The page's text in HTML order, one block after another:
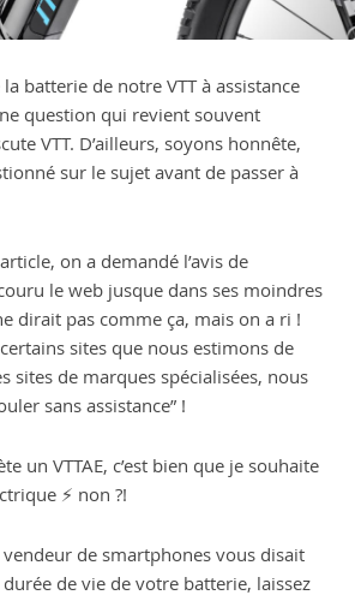
batterie de notre VTT à assistance
question qui revient souvent
VTT. D’ailleurs, soyons honnête,
sur le sujet avant de passer à
on a demandé l’avis de
le web jusque dans ses moindres
dirait pas comme ça, mais on a ri !
sites que nous estimons de
sites de marques spécialisées, nous
sans assistance” !
un VTTAE, c’est bien que je souhaite
⚡️ non ?!
vendeur de smartphones vous disait
de vie de votre batterie, laissez